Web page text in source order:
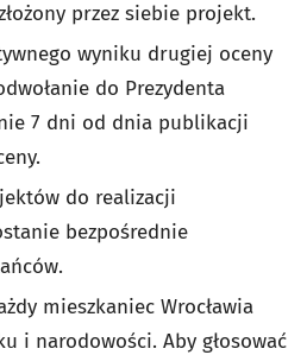
przez siebie projekt.
wyniku drugiej oceny
do Prezydenta
7 dni od dnia publikacji
do realizacji
bezpośrednie
mieszkaniec Wrocławia
i narodowości. Aby głosować